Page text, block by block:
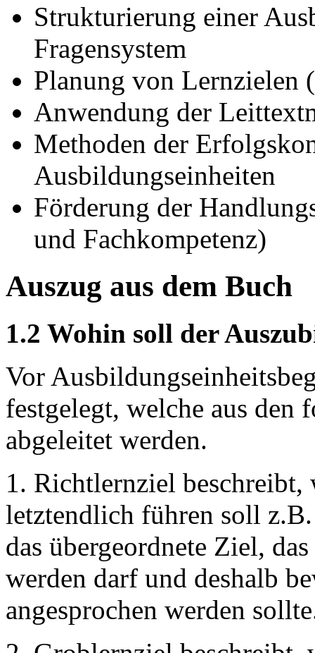
Strukturierung einer
Fragensystem
Planung von Lernzielen
Anwendung der
Methoden der
Ausbildungseinheiten
Förderung der
und Fachkompetenz)
Auszug aus dem Buch
1.2 Wohin soll der
Vor
festgelegt, welche aus den
abgeleitet werden.
1. Richtlernziel
letztendlich führen soll
das übergeordnete Ziel,
werden darf und deshalb
angesprochen werden